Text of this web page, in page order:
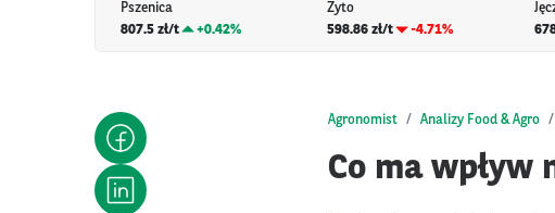
Pszenica
807.5 zł/t
+0.42%
Żyto
598.86 zł/t
-4.71%
Agronomist Analizy Food & Agro
Co ma wpływ